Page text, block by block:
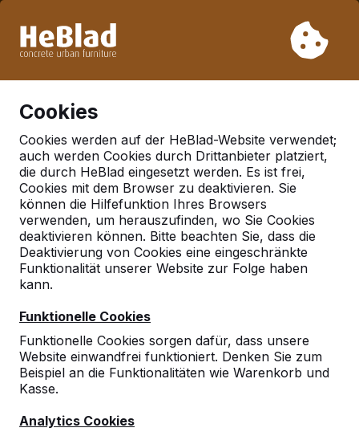
Woche 33 nicht. Bitte berücksichtigen Sie daher längere
Cookies
Cookies werden auf der HeBlad-Website verwendet;
auch werden Cookies durch Drittanbieter platziert,
die durch HeBlad eingesetzt werden. Es ist frei,
Cookies mit dem Browser zu deaktivieren. Sie
können die Hilfefunktion Ihres Browsers
verwenden, um herauszufinden, wo Sie Cookies
deaktivieren können. Bitte beachten Sie, dass die
Deaktivierung von Cookies eine eingeschränkte
Funktionalität unserer Website zur Folge haben
kann.
Funktionelle Cookies
Funktionelle Cookies sorgen dafür, dass unsere
Website einwandfrei funktioniert. Denken Sie zum
Beispiel an die Funktionalitäten wie Warenkorb und
Kasse.
Analytics Cookies
Deutschland
Referenties in:Kaarst
Geen reviews gevonden voor deze
locatie.